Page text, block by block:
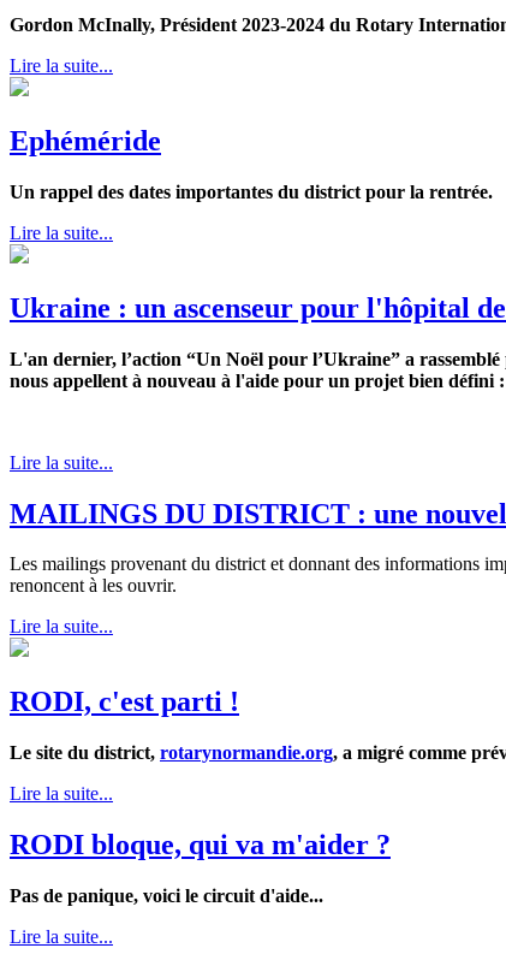
Gordon McInally, Président 2023-2024 du Rotary
Lire la suite...
Ephéméride
Un rappel des dates importantes du district pour la rentrée.
Lire la suite...
Ukraine : un ascenseur pour l'hôpital
L'an dernier, l’action “Un Noël pour l’Ukraine” a
nous appellent à nouveau à l'aide pour un projet bien défini
Lire la suite...
MAILINGS DU DISTRICT : une
Les mailings provenant du district et donnant des informations
renoncent à les ouvrir.
Lire la suite...
RODI, c'est parti !
Le site du district, rotarynormandie.org, a migré comme
Lire la suite...
RODI bloque, qui va m'aider ?
Pas de panique, voici le circuit d'aide...
Lire la suite...